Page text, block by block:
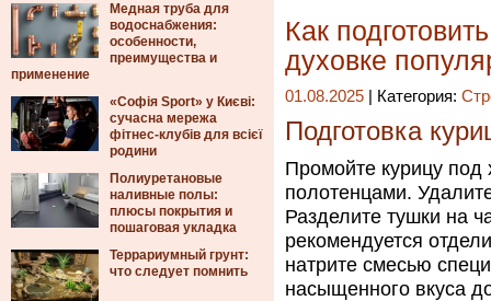
Медная труба для
водоснабжения:
особенности,
преимущества и
применение
«Софія Sport» у Києві:
сучасна мережа
фітнес-клубів для всієї
родини
Полиуретановые
наливные полы:
плюсы покрытия и
пошаговая укладка
Террариумный грунт:
что следует помнить
Как
духовке
01.08.2025 | Категория:
Подготовка
Промойте курицу
полотенцами.
Разделите тушки на
рекомендуется
натрите смесью
насыщенного вкуса